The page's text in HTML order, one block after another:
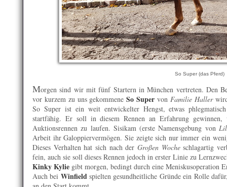
So Super (das Pferd)
Morgen sind wir mit fünf Startern in München vertreten. Den
vor kurzem zu uns gekommeneSo Super von Familie Hallerwird
So Super ist ein weit entwickelter Hengst, etwas
startfähig. Er soll in diesem Rennen an Erfahrung
Auktionsrennen zu laufen. Sisikam (erste Namensgebung von
Arbeit ihr Galoppiervermögen. Sie zeigte sich nur immer ein
Dieses Verhalten hat sich nach der Großen Wocheschlagartig
fein, auch sie soll dieses Rennen jedoch in erster Linie zu
Kinky Kylie gibt morgen, bedingt durch eine Meniskusoperation
Auch bei Winfieldspielten gesundheitliche Gründe ein Rolle